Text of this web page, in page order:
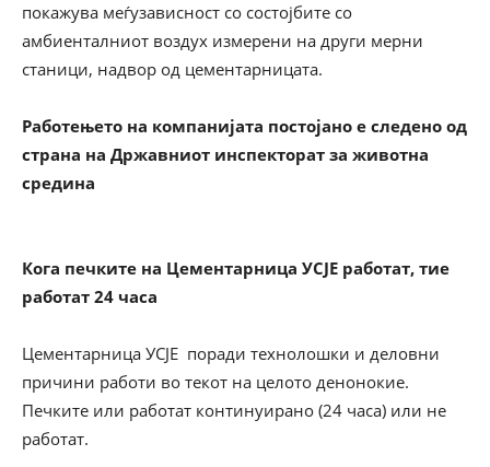
покажува меѓузависност со состојбите со
амбиенталниот воздух измерени на други мерни
станици, надвор од цементарницата.
Работењето на компанијата постојано е следено од
страна на Државниот инспекторат за животна
средина
Кога печките на Цементарница УСЈЕ работат, тие
работат 24 часа
Цементарница УСЈЕ поради технолошки и деловни
причини работи во текот на целото денонокие.
Печките или работат континуирано (24 часа) или не
работат.